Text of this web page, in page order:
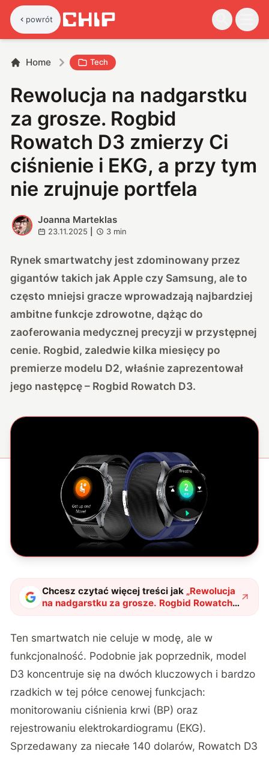
powrót
Home Tech
Rewolucja na nadgarstku
za grosze. Rogbid
Rowatch D3 zmierzy Ci
ciśnienie i EKG, a przy tym
nie zrujnuje portfela
J
Joanna Marteklas
23.11.2025 3 min
Rynek smartwatchy jest zdominowany przez
gigantów takich jak Apple czy Samsung, ale to
często mniejsi gracze wprowadzają najbardziej
ambitne funkcje zdrowotne, dążąc do
zaoferowania medycznej precyzji w przystępnej
cenie. Rogbid, zaledwie kilka miesięcy po
premierze modelu D2, właśnie zaprezentował
jego następcę – Rogbid Rowatch D3.
Chcesz czytać więcej treści jak „Rewolucja
na nadgarstku za grosze. Rogbid Rowatch
D3 zmierzy Ci ciśnienie i EKG, a przy tym
Ten smartwatch nie celuje w modę, ale w
funkcjonalność. Podobnie jak poprzednik, model
D3 koncentruje się na dwóch kluczowych i bardzo
rzadkich w tej półce cenowej funkcjach:
monitorowaniu ciśnienia krwi (BP) oraz
rejestrowaniu elektrokardiogramu (EKG).
Sprzedawany za niecałe 140 dolarów, Rowatch D3